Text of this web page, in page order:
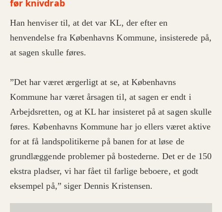
før knivdrab
Han henviser til, at det var KL, der efter en
henvendelse fra Københavns Kommune, insisterede på,
at sagen skulle føres.
”Det har været ærgerligt at se, at Københavns
Kommune har været årsagen til, at sagen er endt i
Arbejdsretten, og at KL har insisteret på at sagen skulle
føres. Københavns Kommune har jo ellers været aktive
for at få landspolitikerne på banen for at løse de
grundlæggende problemer på bostederne. Det er de 150
ekstra pladser, vi har fået til farlige beboere, et godt
eksempel på,” siger Dennis Kristensen.